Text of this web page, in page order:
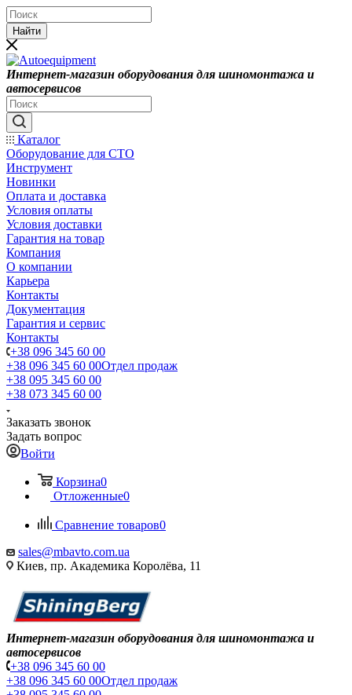
Найти
Интернет-магазин оборудования для шиномонтажа и
автосервисов
Каталог
Оборудование для СТО
Инструмент
Новинки
Оплата и доставка
Условия оплаты
Условия доставки
Гарантия на товар
Компания
О компании
Карьера
Контакты
Документация
Гарантия и сервис
Контакты
+38 096 345 60 00
+38 096 345 60 00Отдел продаж
+38 095 345 60 00
+38 073 345 60 00
Заказать звонок
Задать вопрос
Войти
Корзина0
Отложенные0
Сравнение товаров0
sales@mbavto.com.ua
Киев, пр. Академика Королёва, 11
Интернет-магазин оборудования для шиномонтажа и
автосервисов
+38 096 345 60 00
+38 096 345 60 00Отдел продаж